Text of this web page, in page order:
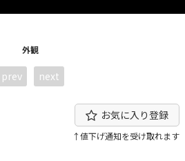
外観
prev next
お気に入り登録
↑値下げ通知を受け取れます